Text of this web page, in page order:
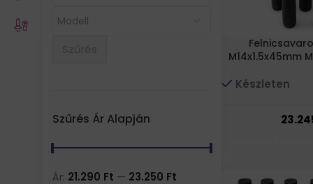
Szűrés Ár Alapján
Ár: 21.290 Ft — 23.250 Ft
M14x1.5x45mm
Készleten